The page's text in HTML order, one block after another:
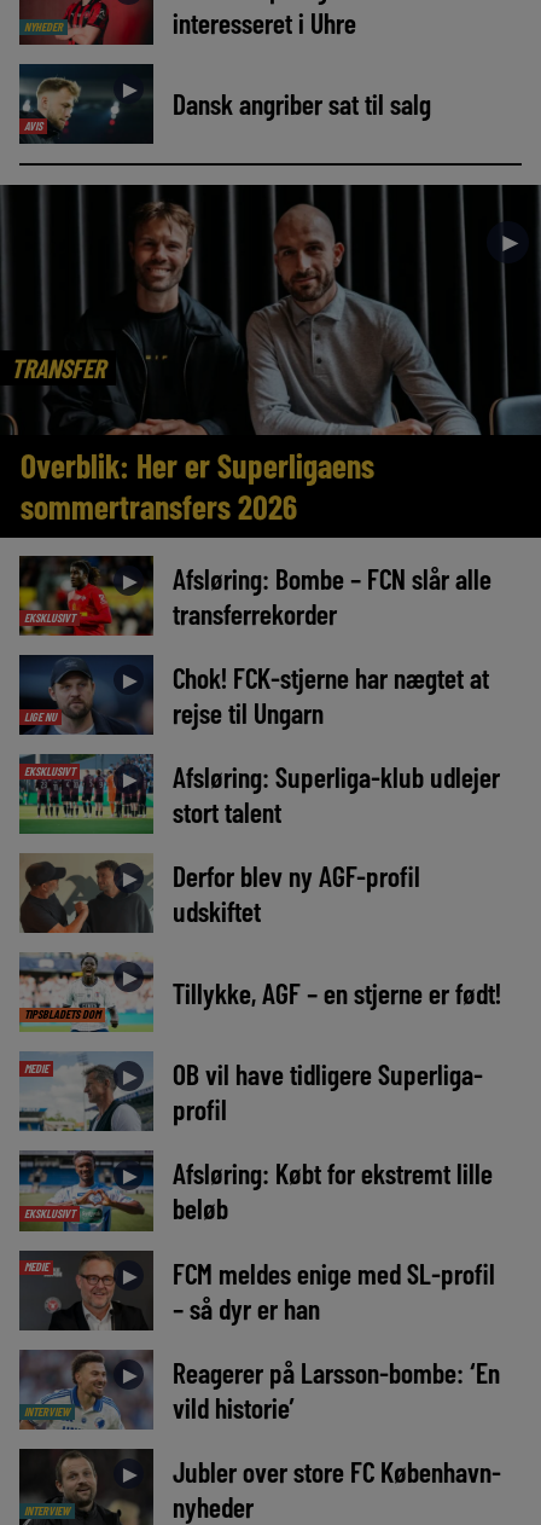
NYHEDER
interesseret i Uhre
AVIS
► Dansk angriber sat til salg
TRANSFER
►
Overblik: Her er Superligaens
sommertransfers 2026
EKSKLUSIVT
►
Afsløring: Bombe – FCN slår alle
transferrekorder
LIGE NU
►
Chok! FCK-stjerne har nægtet at
rejse til Ungarn
EKSKLUSIVT ►
Afsløring: Superliga-klub udlejer
stort talent
►
Derfor blev ny AGF-profil
udskiftet
TIPSBLADETS DOM
► Tillykke, AGF – en stjerne er født!
MEDIE ►
OB vil have tidligere Superliga-
profil
EKSKLUSIVT
►
Afsløring: Købt for ekstremt lille
beløb
MEDIE ►
FCM meldes enige med SL-profil
– så dyr er han
INTERVIEW
►
Reagerer på Larsson-bombe: ‘En
vild historie’
INTERVIEW
►
Jubler over store FC København-
nyheder